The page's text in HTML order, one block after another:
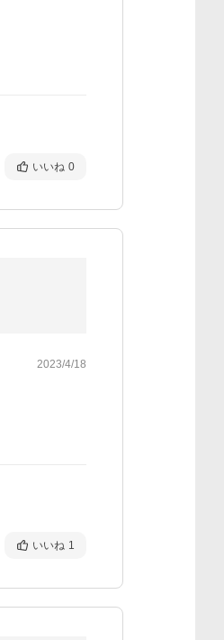
いいね 0
2023/4/18
いいね 1